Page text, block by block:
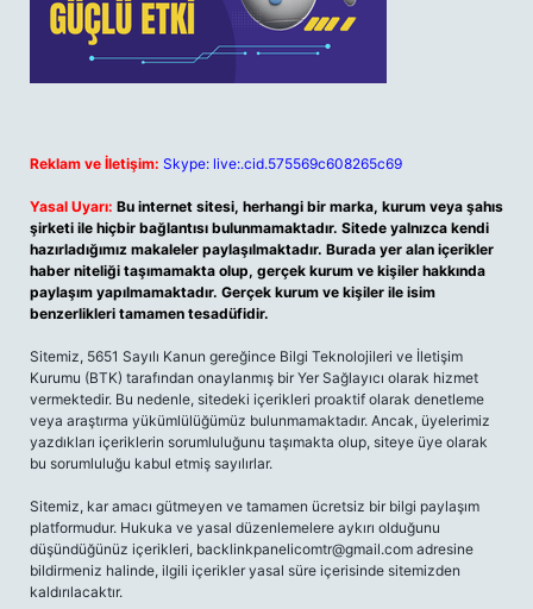
Reklam ve İletişim: Skype: live:.cid.575569c608265c69
Yasal Uyarı: Bu internet sitesi, herhangi bir marka, kurum veya şahıs
şirketi ile hiçbir bağlantısı bulunmamaktadır. Sitede yalnızca kendi
hazırladığımız makaleler paylaşılmaktadır. Burada yer alan içerikler
haber niteliği taşımamakta olup, gerçek kurum ve kişiler hakkında
paylaşım yapılmamaktadır. Gerçek kurum ve kişiler ile isim
benzerlikleri tamamen tesadüfidir.
Sitemiz, 5651 Sayılı Kanun gereğince Bilgi Teknolojileri ve İletişim
Kurumu (BTK) tarafından onaylanmış bir Yer Sağlayıcı olarak hizmet
vermektedir. Bu nedenle, sitedeki içerikleri proaktif olarak denetleme
veya araştırma yükümlülüğümüz bulunmamaktadır. Ancak, üyelerimiz
yazdıkları içeriklerin sorumluluğunu taşımakta olup, siteye üye olarak
bu sorumluluğu kabul etmiş sayılırlar.
Sitemiz, kar amacı gütmeyen ve tamamen ücretsiz bir bilgi paylaşım
platformudur. Hukuka ve yasal düzenlemelere aykırı olduğunu
düşündüğünüz içerikleri, backlinkpanelicomtr@gmail.com adresine
bildirmeniz halinde, ilgili içerikler yasal süre içerisinde sitemizden
kaldırılacaktır.